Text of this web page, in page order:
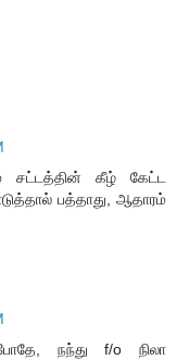
சட்டத்தின் கீழ் கேட்ட
பத்தாது, ஆதாரம்
நந்து f/o நிலா